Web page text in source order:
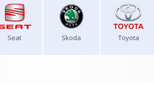
Seat Skoda Toyota